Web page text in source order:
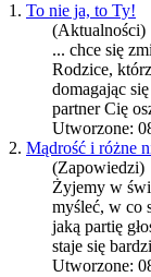
1. To nie ja, to Ty!
(Aktualności)
... chce się
Rodzice,
domagając się
partner Cię
Utworzone:
2. Mądrość i różne
(Zapowiedzi)
Żyjemy w
myśleć, w co
jaką partię
staje się
Utworzone: